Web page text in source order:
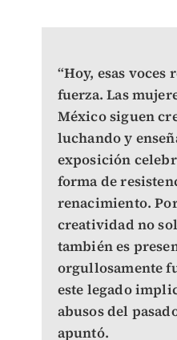
“Hoy, esas voces
fuerza. Las
México siguen
luchando y
exposición
forma de
renacimiento.
creatividad no
también es
orgullosamente
este legado
abusos del
apuntó.